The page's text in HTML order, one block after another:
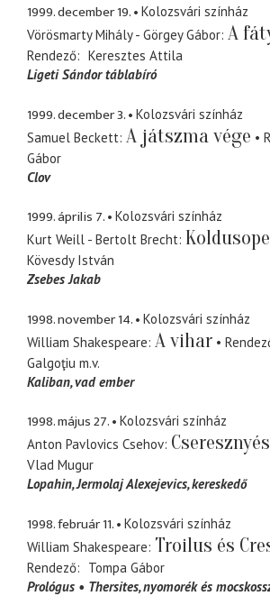
1999. december 19.
Kolozsvári színház
Vörösmarty Mihály - Görgey Gábor A
Rendező
Keresztes Attila
Ligeti Sándor táblabíró
1999. december 3.
Kolozsvári színház
Samuel Beckett A játszma vége
Gábor
Clov
1999. április 7.
Kolozsvári színház
Kurt Weill - Bertolt Brecht
Kövesdy István
Zsebes Jakab
1998. november 14.
Kolozsvári színház
William Shakespeare A vihar
Galgoţiu m.v.
Kaliban vad ember
1998. május 27.
Kolozsvári színház
Anton Pavlovics Csehov
Vlad Mugur
Lopahin Jermolaj Alexejevics, kereskedő
1998. február 11.
Kolozsvári színház
William Shakespeare Troilus és
Rendező
Tompa Gábor
Prológus
Thersites nyomorék és